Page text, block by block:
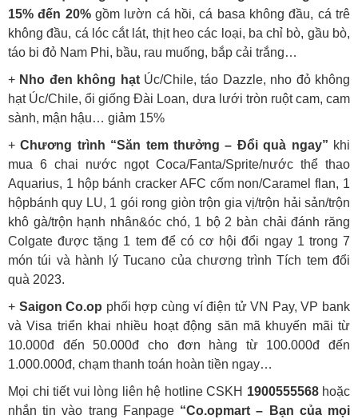
15% đến 20% gồm lườn cá hồi, cá basa không đầu, cá trê
không đầu, cá lóc cắt lát, thịt heo các loại, ba chỉ bò, gầu bò,
táo bi đỏ Nam Phi, bầu, rau muống, bắp cải trắng…
+ Nho đen không hạt Úc/Chile, táo Dazzle, nho đỏ không
hạt Úc/Chile, ổi giống Đài Loan, dưa lưới tròn ruột cam, cam
sành, mận hậu… giảm 15%
+Chương trình “Săn tem thưởng – Đổi quà ngay” khi
mua 6 chai nước ngọt Coca/Fanta/Sprite/nước thể thao
Aquarius, 1 hộp bánh cracker AFC cốm non/Caramel flan, 1
hộpbánh quy LU, 1 gói rong giòn trộn gia vị/trộn hải sản/trộn
khô gà/trộn hạnh nhân&óc chó, 1 bộ 2 bàn chải đánh răng
Colgate được tặng 1 tem để có cơ hội đổi ngay 1 trong 7
món túi và hành lý Tucano của chương trình Tích tem đổi
quà 2023.
+ Saigon Co.op phối hợp cùng ví điện tử VN Pay, VP bank
và Visa triển khai nhiều hoạt động săn mã khuyến mãi từ
10.000đ đến 50.000đ cho đơn hàng từ 100.000đ đến
1.000.000đ, chạm thanh toán hoàn tiền ngay…
Mọi chi tiết vui lòng liên hệ hotline CSKH 1900555568hoặc
nhắn tin vào trang Fanpage “Co.opmart – Bạn của mọi